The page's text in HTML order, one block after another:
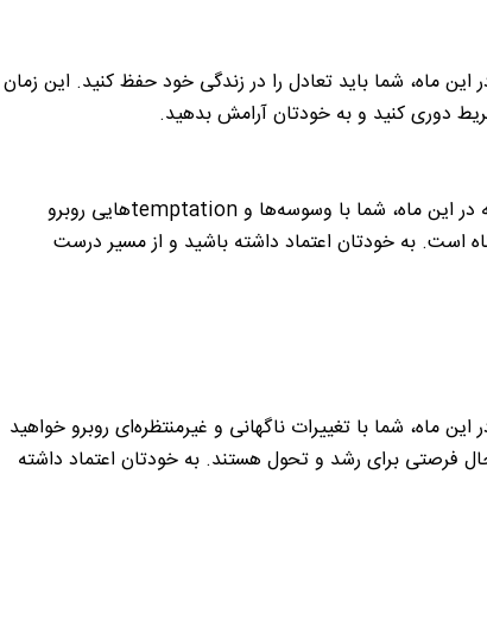
ماه، شما باید تعادل را در زندگی خود حفظ کنید. این زمان
تفسیر: بهمن ماهی عزیز، کارت “شیطان” نشان می‌دهد که در این ماه، شما با وسوسه‌ها و temptationهایی روبرو
است. به خودتان اعتماد داشته باشید و از مسیر درست
ماه، شما با تغییرات ناگهانی و غیرمنتظره‌ای روبرو خواهید
فرصتی برای رشد و تحول هستند. به خودتان اعتماد داشته